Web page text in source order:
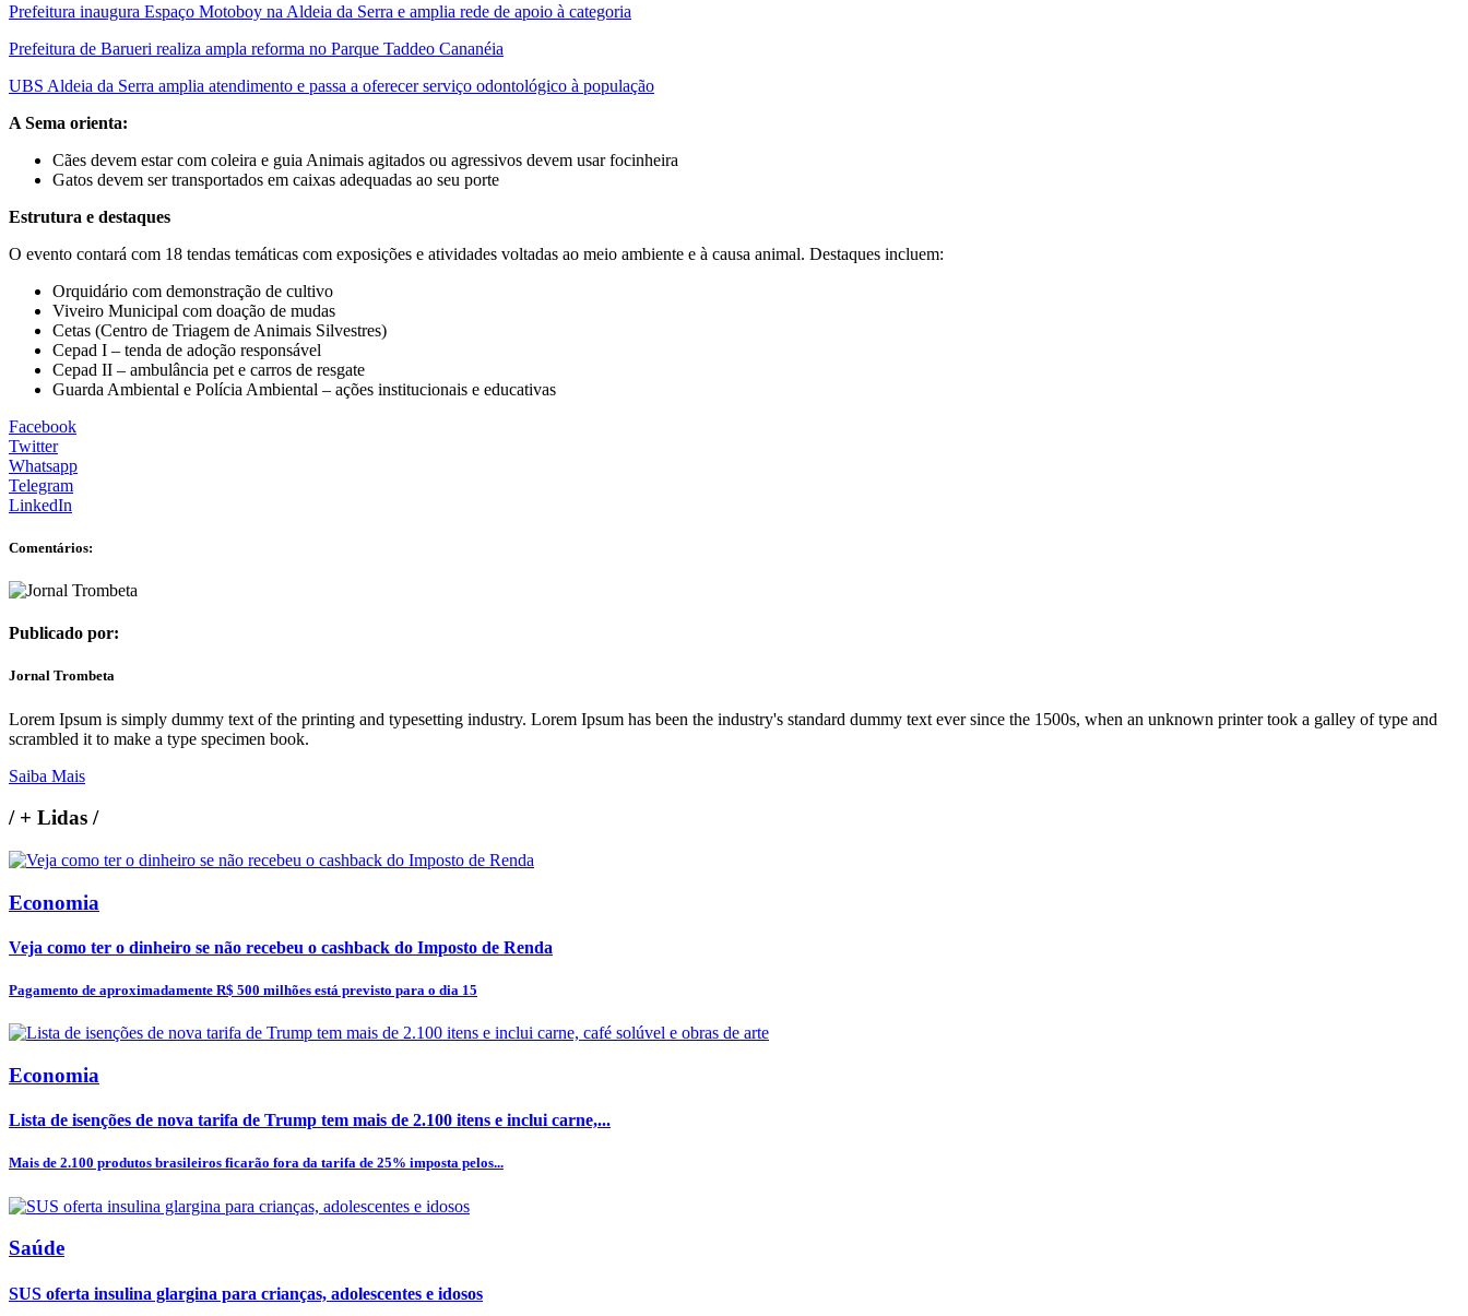
Prefeitura inaugura Espaço Motoboy na Aldeia da Serra e amplia rede de apoio à categoria
Prefeitura de Barueri realiza ampla reforma no Parque Taddeo Cananéia
UBS Aldeia da Serra amplia atendimento e passa a oferecer serviço odontológico à população
A Sema orienta:
Cães devem estar com coleira e guia Animais agitados ou agressivos devem usar focinheira
Gatos devem ser transportados em caixas adequadas ao seu porte
Estrutura e destaques
O evento contará com 18 tendas temáticas com exposições e atividades voltadas ao meio ambiente e à causa animal. Destaques incluem:
Orquidário com demonstração de cultivo
Viveiro Municipal com doação de mudas
Cetas (Centro de Triagem de Animais Silvestres)
Cepad I – tenda de adoção responsável
Cepad II – ambulância pet e carros de resgate
Guarda Ambiental e Polícia Ambiental – ações institucionais e educativas
Facebook
Twitter
Whatsapp
Telegram
LinkedIn
Comentários:
Publicado por:
Jornal Trombeta
Lorem Ipsum is simply dummy text of the printing and typesetting industry. Lorem Ipsum has been the industry's standard dummy text ever since the 1500s, when an unknown printer took a galley of type and
scrambled it to make a type specimen book.
Saiba Mais
/+ Lidas /
Economia
Veja como ter o dinheiro se não recebeu o cashback do Imposto de Renda
Pagamento de aproximadamente R$ 500 milhões está previsto para o dia 15
Economia
Lista de isenções de nova tarifa de Trump tem mais de 2.100 itens e inclui carne,...
Mais de 2.100 produtos brasileiros ficarão fora da tarifa de 25% imposta pelos...
Saúde
SUS oferta insulina glargina para crianças, adolescentes e idosos